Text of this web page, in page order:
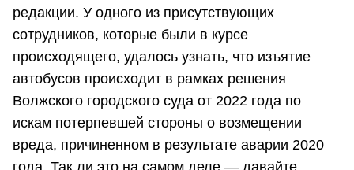
редакции. У одного из присутствующих
сотрудников, которые были в курсе
происходящего, удалось узнать, что изъятие
автобусов происходит в рамках решения
Волжского городского суда от 2022 года по
искам потерпевшей стороны о возмещении
вреда, причиненном в результате аварии 2020
года. Так ли это на самом деле — давайте